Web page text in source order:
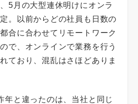
5月の大型連休明けにオンラ
。以前からどの社員も日数の
合に合わせてリモートワーク
で、オンラインで業務を行う
ており、混乱はさほどありま
年と違ったのは、当社と同じ